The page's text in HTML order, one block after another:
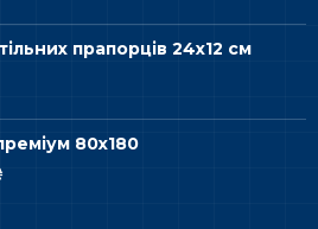
прапорців 24х12 см
80х180